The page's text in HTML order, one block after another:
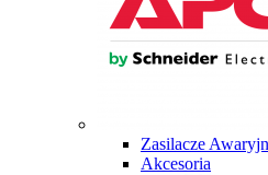
Zasilacze
Akcesoria